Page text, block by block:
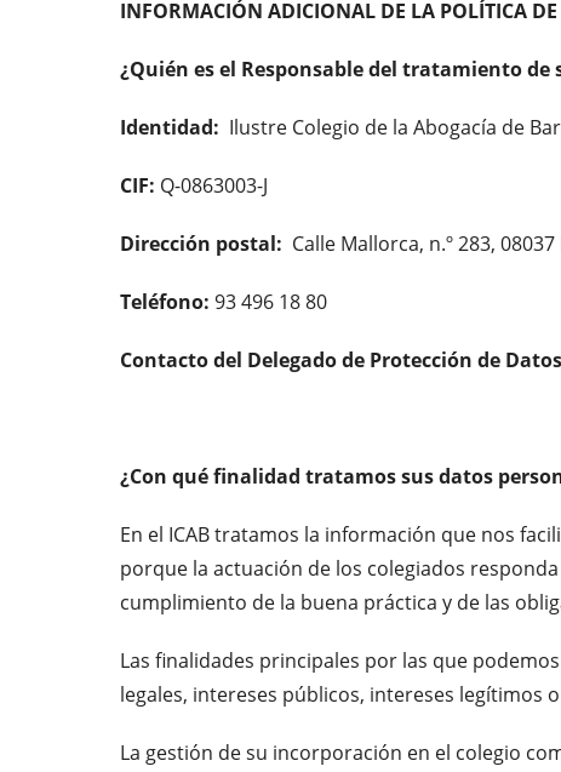
INFORMACIÓN ADICIONAL DE LA POLÍTICA
¿Quién es el Responsable del tratamiento de
Identidad: Ilustre Colegio de la Abogacía de
CIF: Q-0863003-J
Dirección postal: Calle Mallorca, n.º 283,
Teléfono: 93 496 18 80
Contacto del Delegado de Protección de
¿Con qué finalidad tratamos sus datos
En el ICAB tratamos la información que nos
porque la actuación de los colegiados
cumplimiento de la buena práctica y de las
Las finalidades principales por las que
legales, intereses públicos, intereses legítimos
La gestión de su incorporación en el colegio